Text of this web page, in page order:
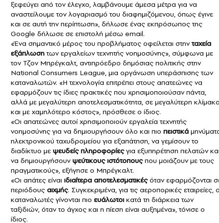
ξεφεύγει από τον έλεγχο, λαμβάνουμε άμεσα μέτρα για να
αναστείλουμε τον λογαριασμό του διαφημιζόμενου, όπως έγινε
και σε αυτή την περίπτωση», δήλωσε ένας εκπρόσωπος της
Google δήλωσε σε επιστολή μέσω email.
«Ένα σημαντικό μέρος του προβλήματος οφείλεται στηνταχεία
εξάπλωσητων εργαλείωντεχνητής νοημοσύνης», σύμφωνα με
τον Τζον Μπρέγκαλτ, αντιπρόεδρο δημόσιας πολιτικής στην
National Consumers League, μια οργάνωση υπεράσπισης των
καταναλωτών. «Η τεχνολογία επιτρέπει στους απατεώνες να
εφαρμόζουν τις ίδιες πρακτικές που χρησιμοποιούσαν πάντα,
αλλά με μεγαλύτερη αποτελεσματικότητα, σε μεγαλύτερη
και με χαμηλότερο κόστος», πρόσθεσε ο ίδιος.
«Οι απατεώνες αυτοί χρησιμοποιούν εργαλεία τεχνητής
νοημοσύνης για να δημιουργήσουν όλο και πιο πειστικά
ηλεκτρονικού ταχυδρομείου για εξαπάτηση, να γεμίσουν το
διαδίκτυο με ψευδείς πληροφορίεςγια εξυπηρέτηση πελατών
να δημιουργήσουνψεύτικους ιστότοπουςπου μοιάζουν με τους
πραγματικούς», εξήγησε ο Μπρέγκαλτ.
«Οι απάτες είναι ιδιαίτερα αποτελεσματικέςόταν εφαρμόζονται
περιόδους αιχμής. Συγκεκριμένα, για τις αεροπορικές εταιρείες,
καταναλωτές γίνονται πιο ευάλωτοι κατά τη διάρκεια των
ταξιδιών, όταν το άγχος και η πίεση είναι αυξημένα», τόνισε ο
ίδιος.